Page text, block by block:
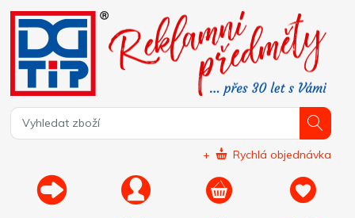
+ Rychlá objednávka